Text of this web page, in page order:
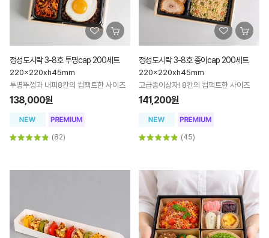
정성도시락 3-8호 투명cap 200세트
220x220xh45mm
투명뚜껑과 내피8칸의 컴팩트한 사이즈
138,000원
(82)
정성도시락 3-8호 종이cap 200세트
220x220xh45mm
고급종이상자! 8칸의 컴팩트한 사이즈
141,200원
(45)